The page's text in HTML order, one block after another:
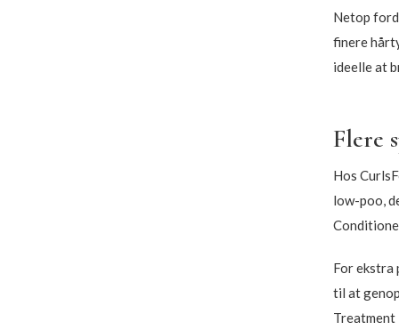
Netop
finere
ideelle at
Flere
Hos
low-poo,
For ekstra
til at